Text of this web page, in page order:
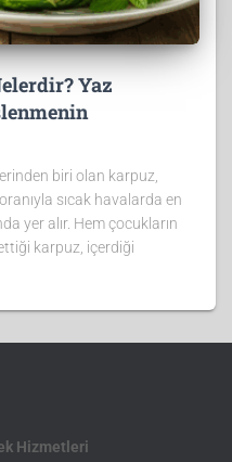
Yaz
biri olan karpuz,
sıcak havalarda en
yer alır. Hem çocukların
karpuz, içerdiği
Hizmetleri